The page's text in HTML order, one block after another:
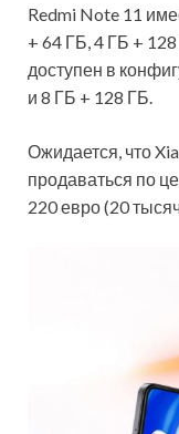
Redmi Note 11
+ 64 ГБ, 4 ГБ +
доступен в
и 8 ГБ + 128 ГБ.
Ожидается, что
продаваться по
220 евро (20